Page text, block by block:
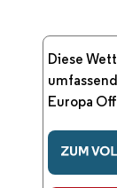
Diese
Europa